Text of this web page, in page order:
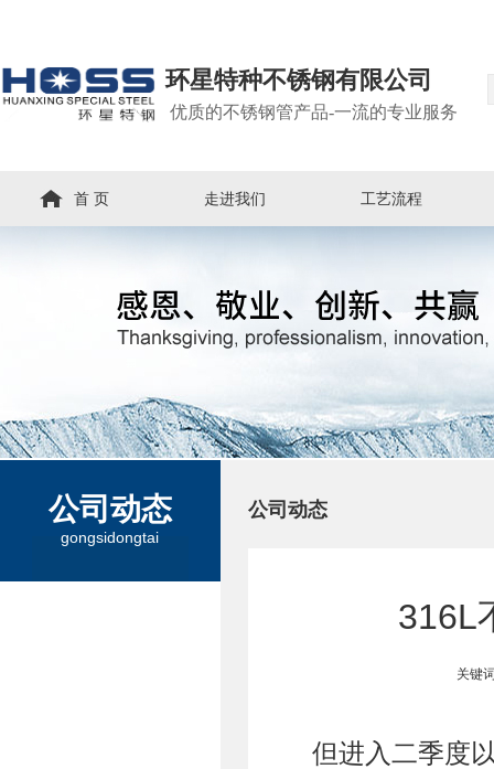
环星特种不锈钢有限公司
优质的不锈钢管产品-一流的专业服务
首 页 走进我们 工艺流程
公司动态
gongsidongtai
公司动态
316L
关键
但进入二季度